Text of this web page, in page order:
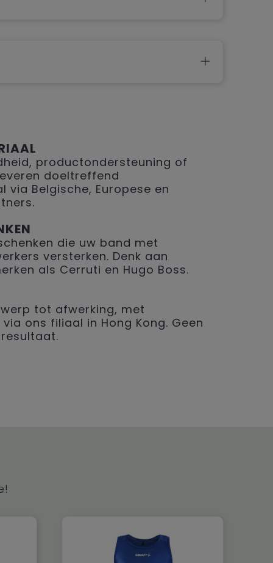
productondersteuning of
doeltreffend
Belgische, Europese en
die uw band met
versterken. Denk aan
als Cerruti en Hugo Boss.
tot afwerking, met
ons filiaal in Hong Kong. Geen